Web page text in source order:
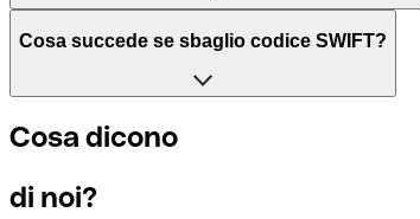
Il BIC, invece, sta per “Bank Identifier Code”
Dipende dalle banche. In alcuni casi le
Per sapere a quale filiale fa riferimento un
Cosa succede se sbaglio codice SWIFT?
Se per caso invii un pagamento a un codice
Se ti accorgi di aver usato un codice SWIFT
Cosa dicono
di noi?